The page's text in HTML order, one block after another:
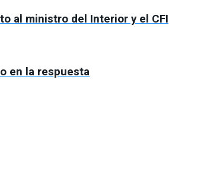
al ministro del Interior y el CFI
en la respuesta